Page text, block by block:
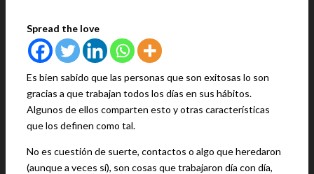
Spread the love
Es bien sabido que las personas que son exitosas lo son
gracias a que trabajan todos los días en sus hábitos.
Algunos de ellos comparten esto y otras características
que los definen como tal.
No es cuestión de suerte, contactos o algo que heredaron
(aunque a veces sí), son cosas que trabajaron día con día,